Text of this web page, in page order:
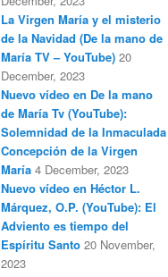
La Virgen María y el misterio
de la Navidad (De la mano de
María TV – YouTube) 20
December, 2023
Nuevo vídeo en De la mano
de María Tv (YouTube):
Solemnidad de la Inmaculada
Concepción de la Virgen
María 4 December, 2023
Nuevo vídeo en Héctor L.
Márquez, O.P. (YouTube): El
Adviento es tiempo del
Espíritu Santo 20 November,
2023